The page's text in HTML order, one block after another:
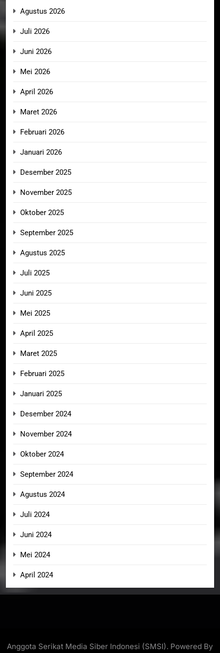
Agustus 2026
Juli 2026
Juni 2026
Mei 2026
April 2026
Maret 2026
Februari 2026
Januari 2026
Desember 2025
November 2025
Oktober 2025
September 2025
Agustus 2025
Juli 2025
Juni 2025
Mei 2025
April 2025
Maret 2025
Februari 2025
Januari 2025
Desember 2024
November 2024
Oktober 2024
September 2024
Agustus 2024
Juli 2024
Juni 2024
Mei 2024
April 2024
Anggota Serikat Media Siber Indonesi (SMSI). Powered By